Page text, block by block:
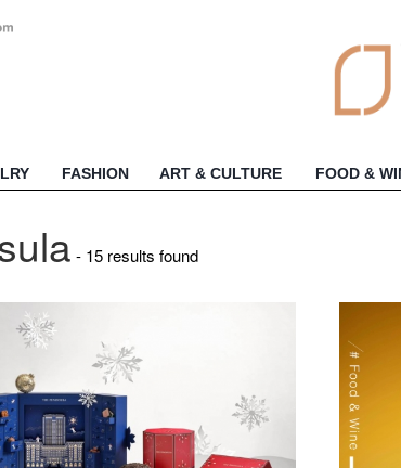
FASHION ART & CULTURE FOOD &
- 15 results found